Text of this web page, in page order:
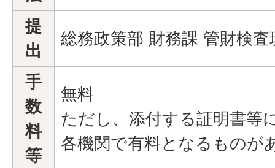
提
出
総務政策部 財務課 管財検
手
数
料
等
無料
ただし、添付する証明書等
各機関で有料となるものが